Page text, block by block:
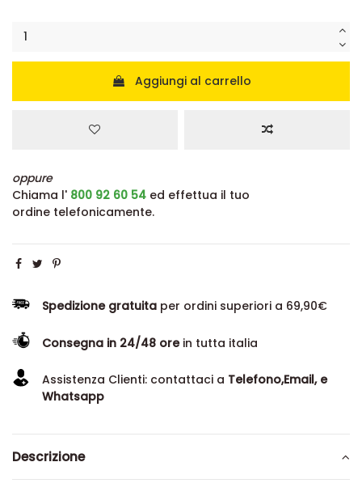
Aggiungi al carrello
oppure
Chiama l' 800 92 60 54 ed effettua il tuo
ordine telefonicamente.
Spedizione gratuita per ordini superiori a 69,90€
Consegna in 24/48 orein tutta italia
Assistenza Clienti: contattaci a Telefono,Email, e
Whatsapp
Descrizione